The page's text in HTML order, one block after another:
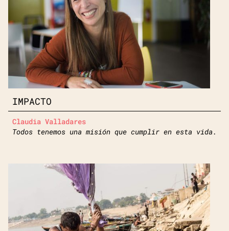
IMPACTO
Claudia Valladares
Todos tenemos una misión que cumplir en esta vida.